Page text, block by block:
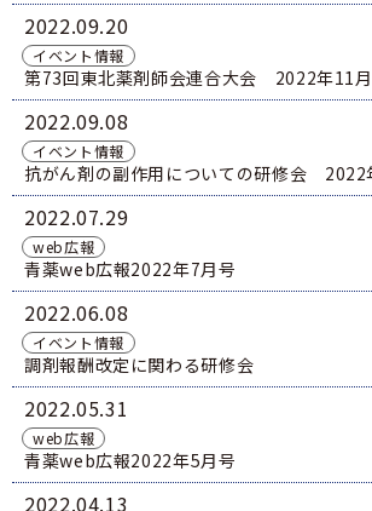
2022 09.20
イベント情報
第73回東北薬剤師会連合大会 2022年11
2022 09.08
イベント情報
抗がん剤の副作用についての研修会 2022
2022 07.29
web広報
青薬web広報2022年7月号
2022 06.08
イベント情報
調剤報酬改定に関わる研修会
2022 05.31
web広報
青薬web広報2022年5月号
2022 04.13